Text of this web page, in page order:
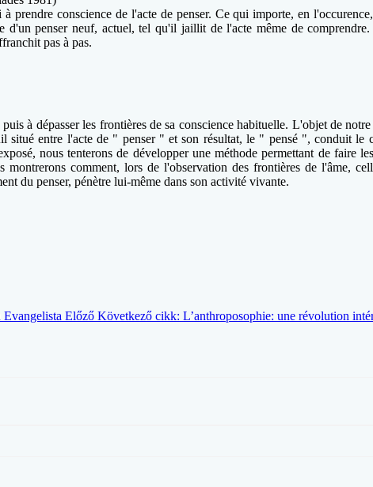
prendre conscience de l'acte de penser. Ce qui importe, en
d'un penser neuf, actuel, tel qu'il jaillit de l'acte même de
pas à pas.
à dépasser les frontières de sa conscience habituelle. L'objet de
entre l'acte de " penser " et son résultat, le " pensé ", conduit le
nous tenterons de développer une méthode permettant de faire
comment, lors de l'observation des frontières de l'âme,
du penser, pénètre lui-même dans son activité vivante.
Előző Következő cikk: L’anthroposophie: une révolution